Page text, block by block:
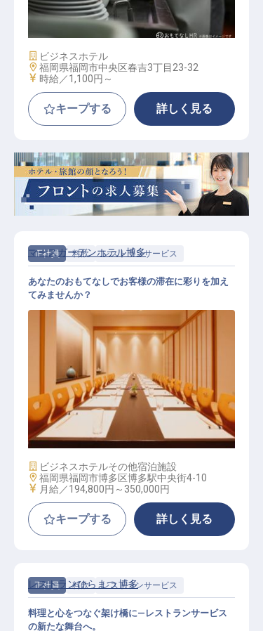
朝食調理スタッフ
施設業態
ビジネスホテル
勤務地
福岡県福岡市中央区春吉3丁目23-32
給与
時給／1,100円～
キープする 詳しく見る
正社員 料飲 レストランサービス
レストランサービス
マースガーデンホテル博多
あなたのおもてなしでお客様の滞在に彩りを加え
てみませんか？
施設業態
ビジネスホテルその他宿泊施設
勤務地
福岡県福岡市博多区博多駅中央街4-10
給与
月給／194,800円～ 350,000円
キープする 詳しく見る
正社員 料飲 レストランサービス
レストランひらまつ 博多
料理と心をつなぐ架け橋に—レストランサービス
の新たな舞台へ。